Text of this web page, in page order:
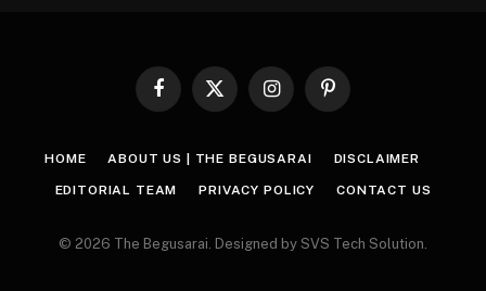
Facebook
X
InstagramPinterest
HOME ABOUT US | THE BEGUSARAI DISCLAIMER
EDITORIAL TEAM PRIVACY POLICY CONTACT US
© 2026 The Begusarai. Designed by SVS Tech Solution.